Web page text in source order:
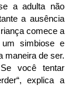
a adulta não
a ausência
comece a
simbiose e
maneira de ser.
você tentar
explica a